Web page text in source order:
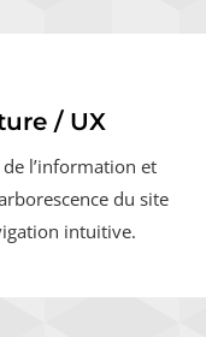
/ UX
l’information et
du site
intuitive.